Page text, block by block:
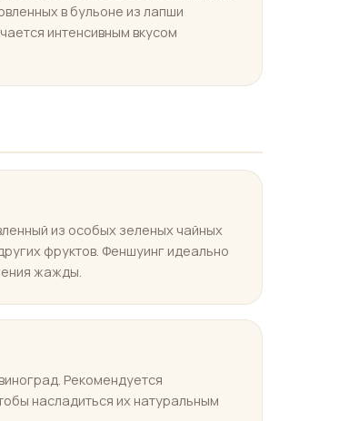
в бульоне из лапши
интенсивным вкусом
из особых зеленых чайных
фруктов. Феншуинг идеально
жажды.
Рекомендуется
насладиться их натуральным